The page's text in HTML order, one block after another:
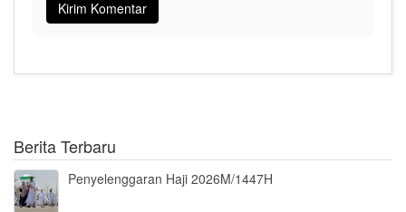
Berita Terbaru
Penyelenggaran Haji 2026M/1447H